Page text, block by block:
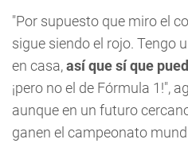
"Por supuesto que miro el
sigue siendo el rojo. Tengo
en casa,así que sí que
¡pero no el de Fórmula 1!",
aunque en un futuro
ganen el campeonato